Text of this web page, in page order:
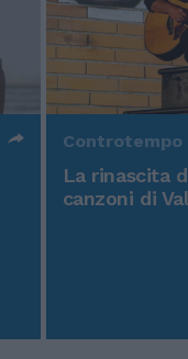
Controtempo
La rinascita
canzoni di